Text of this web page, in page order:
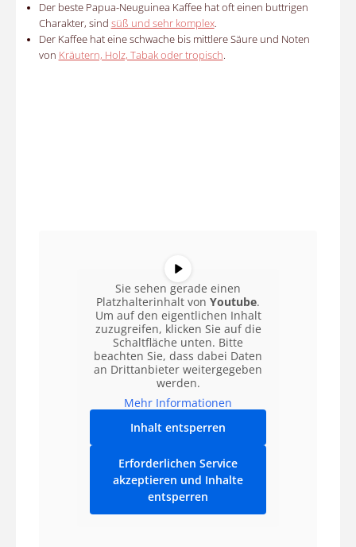
Der beste Papua-Neuguinea Kaffee hat oft einen buttrigen
Charakter, sind süß und sehr komplex.
Der Kaffee hat eine schwache bis mittlere Säure und Noten
von Kräutern, Holz, Tabak oder tropisch.
Sie sehen gerade einen
Platzhalterinhalt von Youtube.
Um auf den eigentlichen Inhalt
zuzugreifen, klicken Sie auf die
Schaltfläche unten. Bitte
beachten Sie, dass dabei Daten
an Drittanbieter weitergegeben
werden.
Mehr Informationen
Inhalt entsperren
Erforderlichen Service
akzeptieren und Inhalte
entsperren